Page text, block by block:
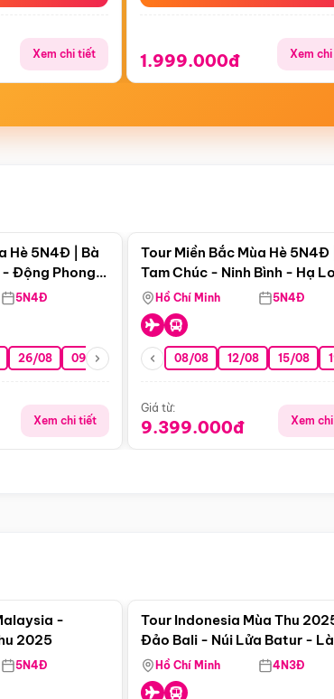
Xem chi tiết 1.999.000đ Xem
Hè 5N4Đ | Bà
- Động Phong
5N4Đ
26/08 09/09 16/09 23/09 30/09 07/10
Xem chi tiết
Tour Miền Bắc Mùa Hè 5N4Đ |
Tam Chúc - Ninh Bình - Hạ
Hồ Chí Minh 5N4Đ
08/08 12/08 15/08
Giá từ:
9.399.000đ Xem
-
2025
5N4Đ
Tour Indonesia Mùa Thu
Đảo Bali - Núi Lửa Batur -
Penglipuran - Trải Nghiệm
Thác
Hồ Chí Minh 4N3Đ